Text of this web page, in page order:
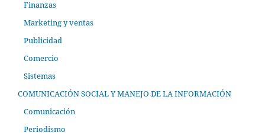
Finanzas
Marketing y ventas
Publicidad
Comercio
Sistemas
COMUNICACIÓN SOCIAL Y MANEJO DE LA INFORMACIÓN
Comunicación
Periodismo